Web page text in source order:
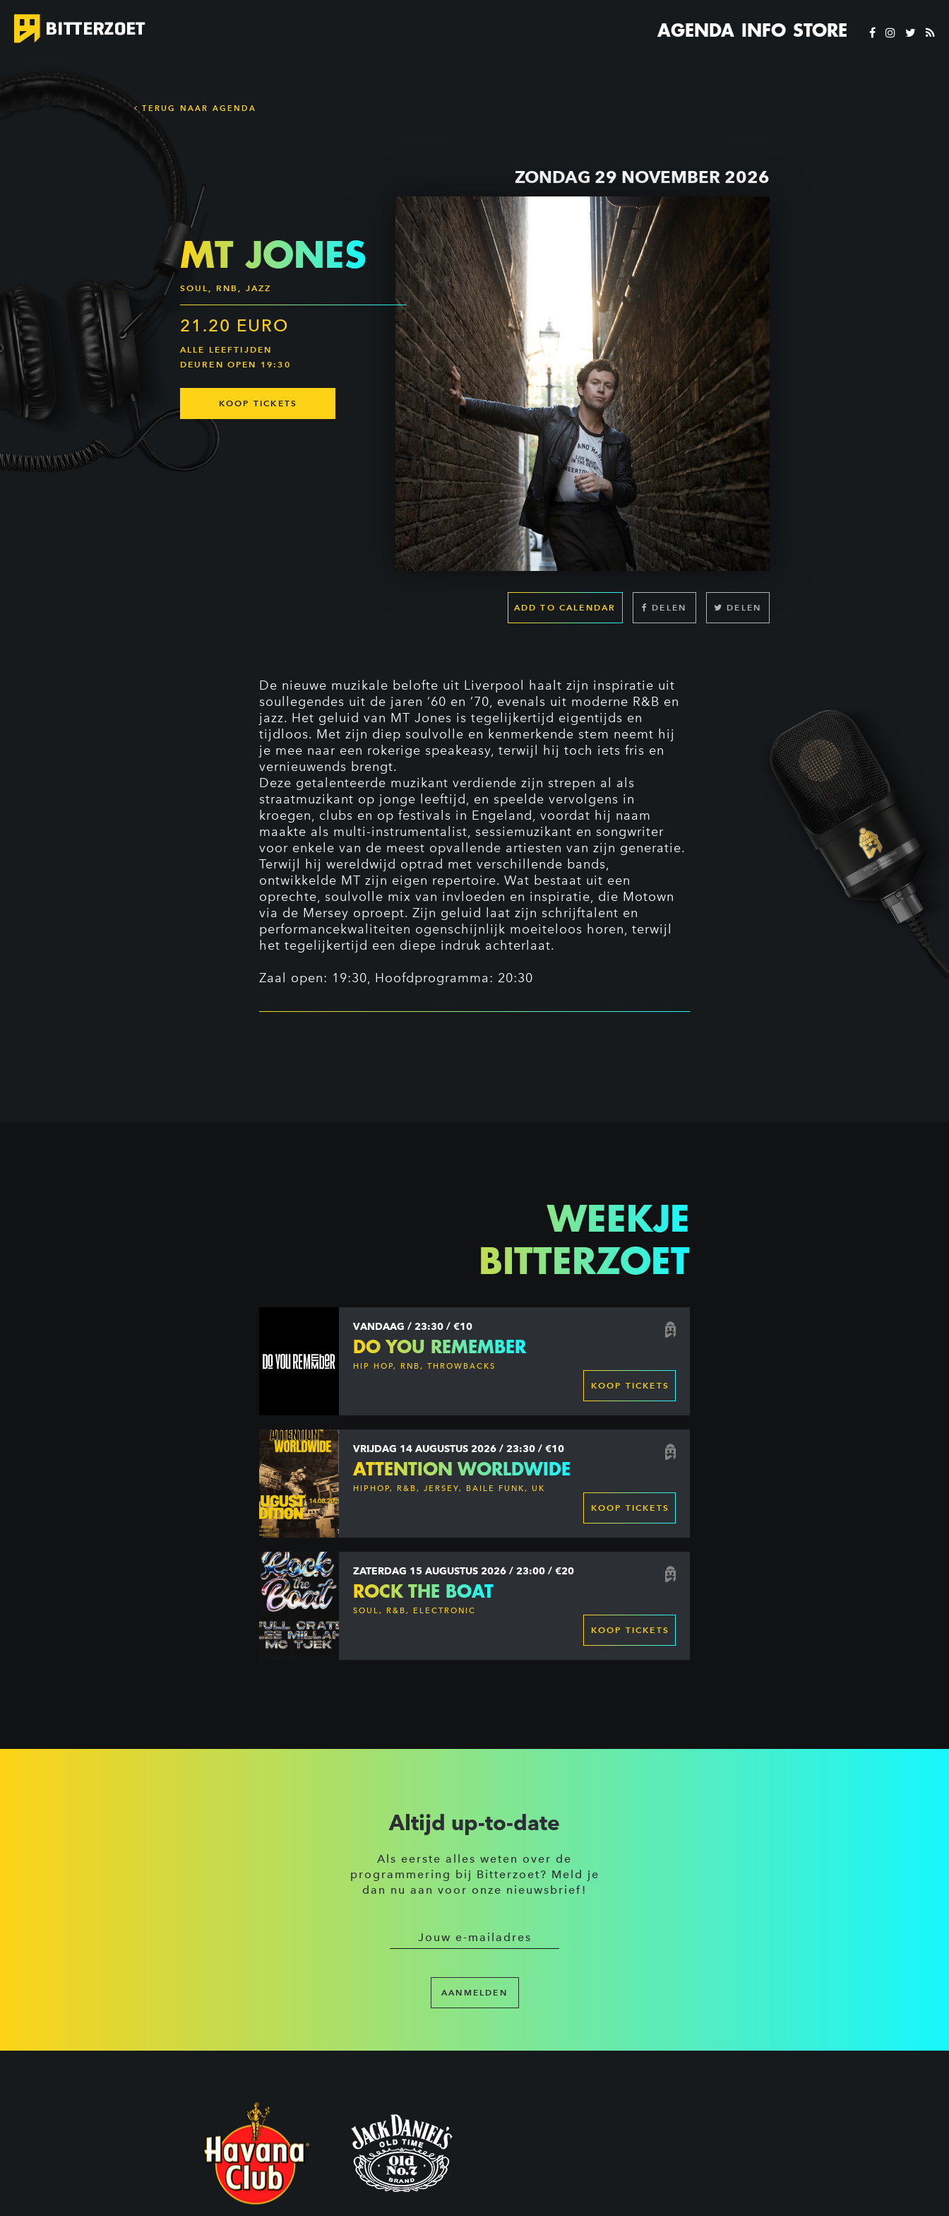
AGENDA INFO STORE
TERUG NAAR AGENDA
ZONDAG 29 NOVEMBER 2026
ADD TO CALENDAR DELEN DELEN
MT JONES
SOUL, RNB, JAZZ
21.20 EURO
ALLE LEEFTIJDEN
DEUREN OPEN 19:30
KOOP TICKETS
De nieuwe muzikale belofte uit Liverpool haalt zijn inspiratie uit
soullegendes uit de jaren ’60 en ’70, evenals uit moderne R&B en
jazz. Het geluid van MT Jones is tegelijkertijd eigentijds en
tijdloos. Met zijn diep soulvolle en kenmerkende stem neemt hij
je mee naar een rokerige speakeasy, terwijl hij toch iets fris en
vernieuwends brengt.
Deze getalenteerde muzikant verdiende zijn strepen al als
straatmuzikant op jonge leeftijd, en speelde vervolgens in
kroegen, clubs en op festivals in Engeland, voordat hij naam
maakte als multi-instrumentalist, sessiemuzikant en songwriter
voor enkele van de meest opvallende artiesten van zijn generatie.
Terwijl hij wereldwijd optrad met verschillende bands,
ontwikkelde MT zijn eigen repertoire. Wat bestaat uit een
oprechte, soulvolle mix van invloeden en inspiratie, die Motown
via de Mersey oproept. Zijn geluid laat zijn schrijftalent en
performancekwaliteiten ogenschijnlijk moeiteloos horen, terwijl
het tegelijkertijd een diepe indruk achterlaat.
Zaal open: 19:30, Hoofdprogramma: 20:30
WEEKJE
BITTERZOET
VANDAAG / 23:30 / €10
DO YOU REMEMBER
HIP HOP, RNB, THROWBACKS
KOOP TICKETS
VRIJDAG 14 AUGUSTUS 2026 / 23:30 / €10
ATTENTION WORLDWIDE
HIPHOP, R&B, JERSEY, BAILE FUNK, UK
KOOP TICKETS
ZATERDAG 15 AUGUSTUS 2026 / 23:00 / €20
ROCK THE BOAT
SOUL, R&B, ELECTRONIC
KOOP TICKETS
Altijd up-to-date
Als eerste alles weten over de
programmering bij Bitterzoet? Meld je
dan nu aan voor onze nieuwsbrief!
AANMELDEN